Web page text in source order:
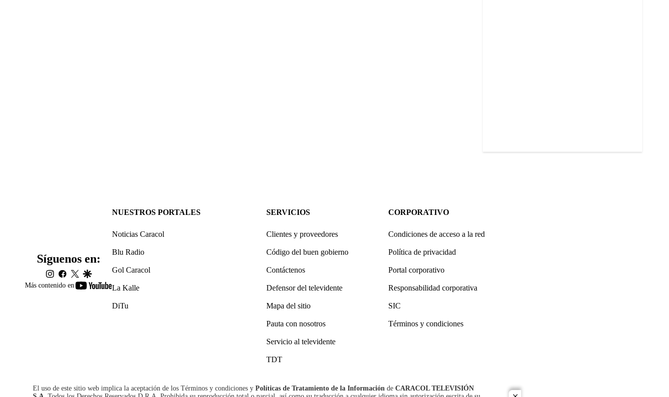
Más contenido en
youtube-
Síguenos en:
instagram
facebook
twittergoogle
NUESTROS PORTALES
Noticias Caracol
Blu Radio
Gol Caracol
La Kalle
DiTu
SERVICIOS
Clientes y proveedores
Código del buen gobierno
Contáctenos
Defensor del televidente
Mapa del sitio
Pauta con nosotros
Servicio al televidente
TDT
CORPORATIVO
Condiciones de acceso a la red
Política de privacidad
Portal corporativo
Responsabilidad corporativa
SIC
Términos y condiciones
El uso de este sitio web implica la aceptación de los Términos y condiciones y Políticas de Tratamiento de la Información de CARACOL TELEVISIÓN